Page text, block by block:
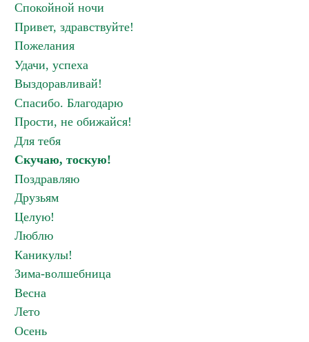
Спокойной ночи
Привет, здравствуйте!
Пожелания
Удачи, успеха
Выздоравливай!
Спасибо. Благодарю
Прости, не обижайся!
Для тебя
Скучаю, тоскую!
Поздравляю
Друзьям
Целую!
Люблю
Каникулы!
Зима-волшебница
Весна
Лето
Осень